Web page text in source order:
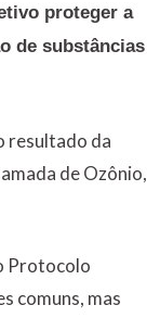
proteger a
de substâncias
resultado da
de Ozônio,
Protocolo
comuns, mas